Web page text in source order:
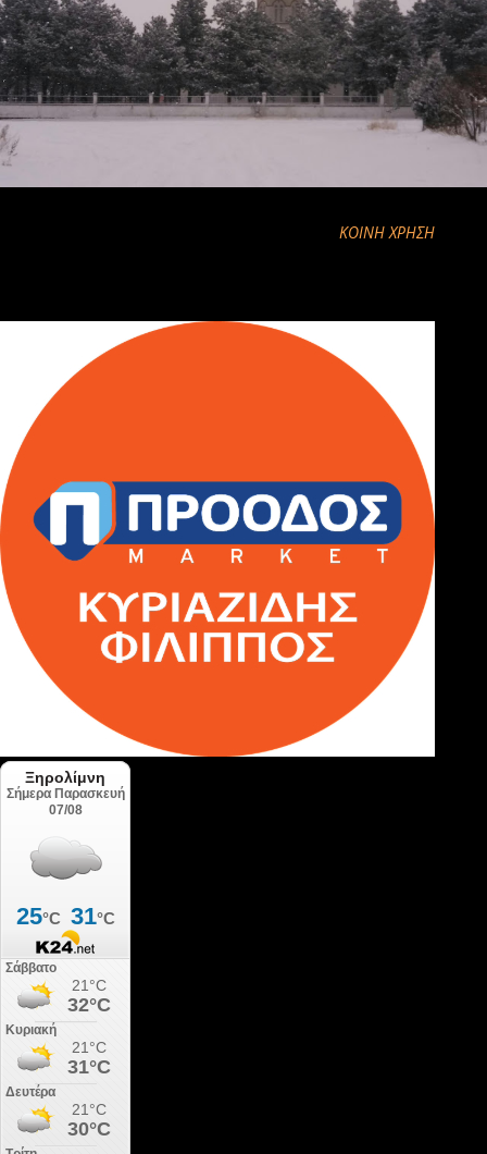
ΚΟΙΝΉ ΧΡΉΣΗ